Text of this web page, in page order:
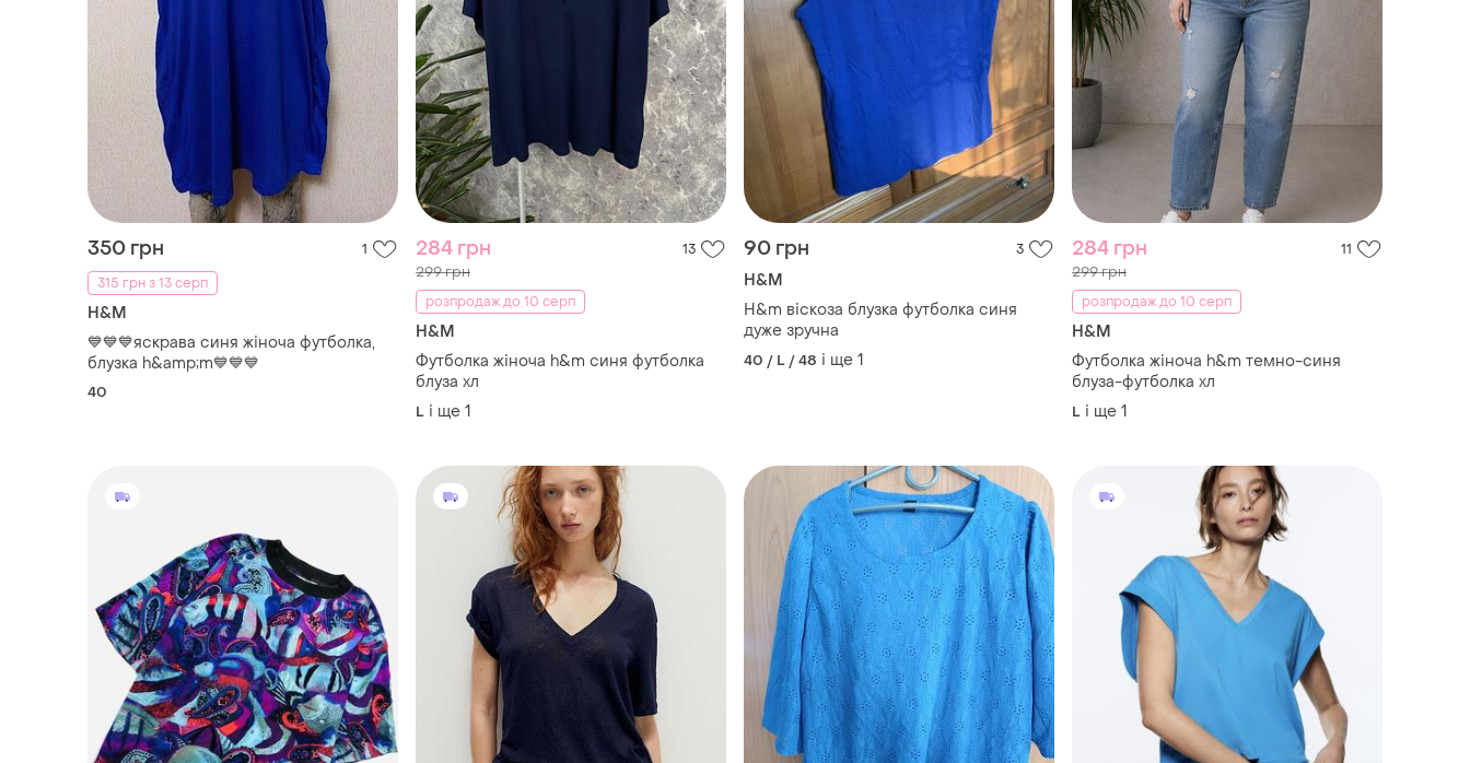
350 грн
1
315 грн з 13 серп
H&M
💙💙💙яскрава синя жіноча футболка,
блузка h&amp;m💙💙💙
40
284 грн 13
299 грн
розпродаж до 10 серп
H&M
Футболка жіноча h&m синя футболка
блуза хл
L і ще 1
90 грн 3
H&M
H&m віскоза блузка футболка синя
дуже зручна
40 / L / 48 і ще 1
284 грн 11
299 грн
розпродаж до 10 серп
H&M
Футболка жіноча h&m темно-синя
блуза-футболка хл
L і ще 1